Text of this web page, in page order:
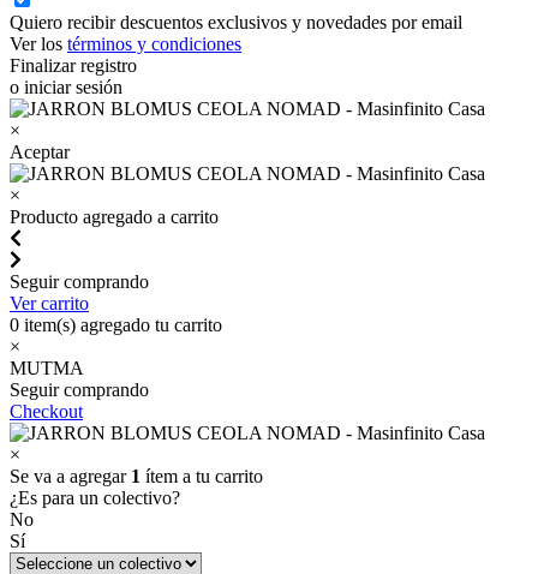
Quiero recibir descuentos exclusivos y novedades por email
Ver los términos y condiciones
Finalizar registro
o iniciar sesión
×
Aceptar
×
Producto agregado a carrito
Seguir comprando
Ver carrito
0 item(s) agregado tu carrito
×
MUTMA
Seguir comprando
Checkout
×
Se va a agregar 1 ítem a tu carrito
¿Es para un colectivo?
No
Sí